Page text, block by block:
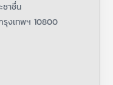
ชาชื่น
รุงเทพฯ 10800